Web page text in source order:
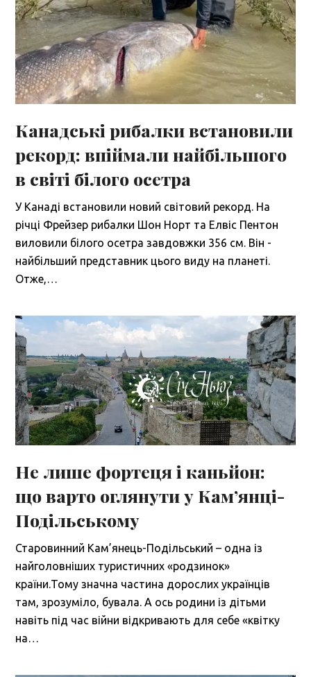
Канадські рибалки встановили
рекорд: впіймали найбільшого
в світі білого осетра
У Канаді встановили новий світовий рекорд. На
річці Фрейзер рибалки Шон Норт та Елвіс Пентон
виловили білого осетра завдовжки 356 см. Він -
найбільший представник цього виду на планеті.
Отже,…
Не лише фортеця і каньйон:
що варто оглянути у Кам’янці-
Подільському
Старовинний Кам’янець-Подільський – одна із
найголовніших туристичних «родзинок»
країни.Тому значна частина дорослих українців
там, зрозуміло, бувала. А ось родини із дітьми
навіть під час війни відкривають для себе «квітку
на…